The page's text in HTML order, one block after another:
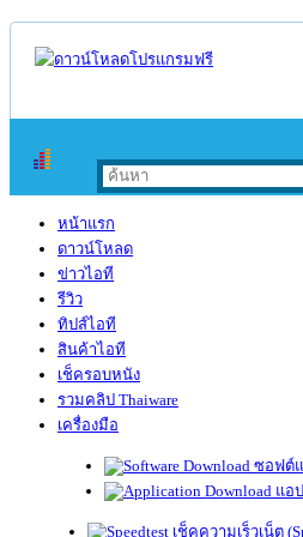
หน้าแรก
ดาวน์โหลด
ข่าวไอที
รีวิว
ทิปส์ไอที
สินค้าไอที
เช็ครอบหนัง
รวมคลิป Thaiware
เครื่องมือ
ซอฟต์
แอ
เช็คความเร็วเน็ต